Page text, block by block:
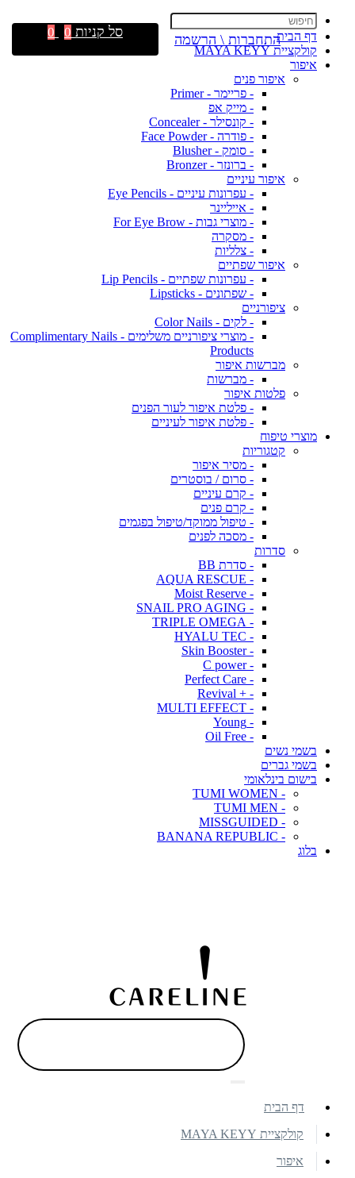
דף הבית
קולקציית MAYA KEYY
איפור
איפור פנים
- פריימר - Primer
- מייק אפ
- קונסילר - Concealer
- פודרה - Face Powder
- סומק - Blusher
- ברונזר - Bronzer
איפור עיניים
- עפרונות עיניים - Eye Pencils
- אייליינר
- מוצרי גבות - For Eye Brow
- מסקרה
- צלליות
איפור שפתיים
- עפרונות שפתיים - Lip Pencils
- שפתונים - Lipsticks
ציפורניים
- לקים - Color Nails
- מוצרי ציפורניים משלימים - Complimentary Nails
Products
מברשות איפור
- מברשות
פלטות איפור
- פלטת איפור לעור הפנים
- פלטת איפור לעיניים
מוצרי טיפוח
קטגוריות
- מסיר איפור
- סרום / בוסטרים
- קרם עיניים
- קרם פנים
- טיפול ממוקד/טיפול בפגמים
- מסכה לפנים
סדרות
- סדרת BB
- AQUA RESCUE
- Moist Reserve
- SNAIL PRO AGING
- TRIPLE OMEGA
- HYALU TEC
- Skin Booster
- C power
- Perfect Care
- + Revival
- MULTI EFFECT
- Young
- Oil Free
בשמי נשים
בשמי גברים
בישום בינלאומי
- TUMI WOMEN
- TUMI MEN
- MISSGUIDED
- BANANA REPUBLIC
בלוג
התחברות \ הרשמה סל קניות 0
0
דף הבית
קולקציית MAYA KEYY
איפור